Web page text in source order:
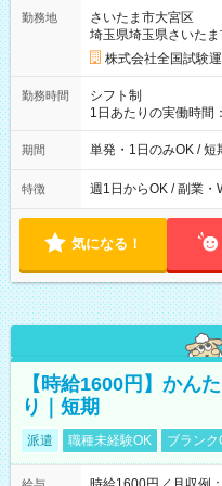
例】 ・河合塾模擬試
×8時間＝日収10,400
円の場合あり ・国家
円（役割手当＋100円）
間】試用期間なし
勤務地
さいたま市大宮区
埼玉県埼玉県さいた
株式会社全国試験
勤務時間
シフト制
1日あたりの実働時
間は 試験により異
期間 単発・1日のみOK / 短
特徴 週1日からOK / 副業・
気になる！
【時給1600円】かん
り｜短期
派遣 職種未経験OK ブランク